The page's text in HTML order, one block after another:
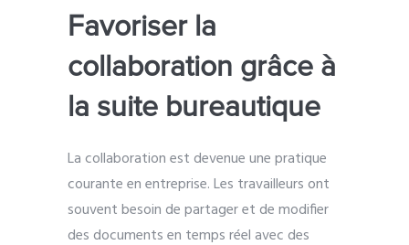
Favoriser la
collaboration grâce à
la suite bureautique
La collaboration est devenue une pratique
courante en entreprise. Les travailleurs ont
souvent besoin de partager et de modifier
des documents en temps réel avec des